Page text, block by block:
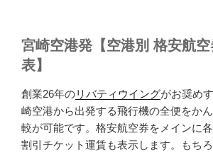
宮崎空港発【空港別 格安航空
表】
創業26年のリバティウイングがお奨め
崎空港から出発する飛行機の全便をか
較が可能です。格安航空券をメインに
割引チケット運賃も表示します。もち